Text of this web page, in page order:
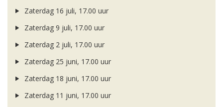
Zaterdag 16 juli, 17.00 uur
Zaterdag 9 juli, 17.00 uur
Zaterdag 2 juli, 17.00 uur
Zaterdag 25 juni, 17.00 uur
Zaterdag 18 juni, 17.00 uur
Zaterdag 11 juni, 17.00 uur